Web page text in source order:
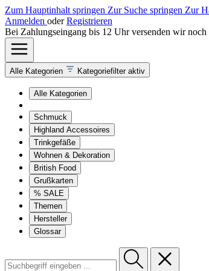
Zum Hauptinhalt springen Zur Suche springen Zur
Anmelden oder Registrieren
Bei Zahlungseingang bis 12 Uhr versenden wir
Alle Kategorien Kategoriefilter aktiv
Alle Kategorien
Schmuck
Highland Accessoires
Trinkgefäße
Wohnen & Dekoration
British Food
Grußkarten
% SALE
Themen
Hersteller
Glossar